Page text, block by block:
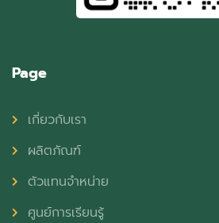
Page
เกี่ยวกับเรา
ผลิตภัณฑ์
ตัวแทนจำหน่าย
ศูนย์การเรียนรู้